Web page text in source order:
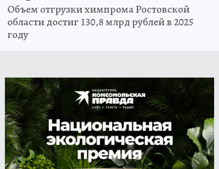
Объем отгрузки химпрома Ростовской
области достиг 130,8 млрд рублей в 2025
году